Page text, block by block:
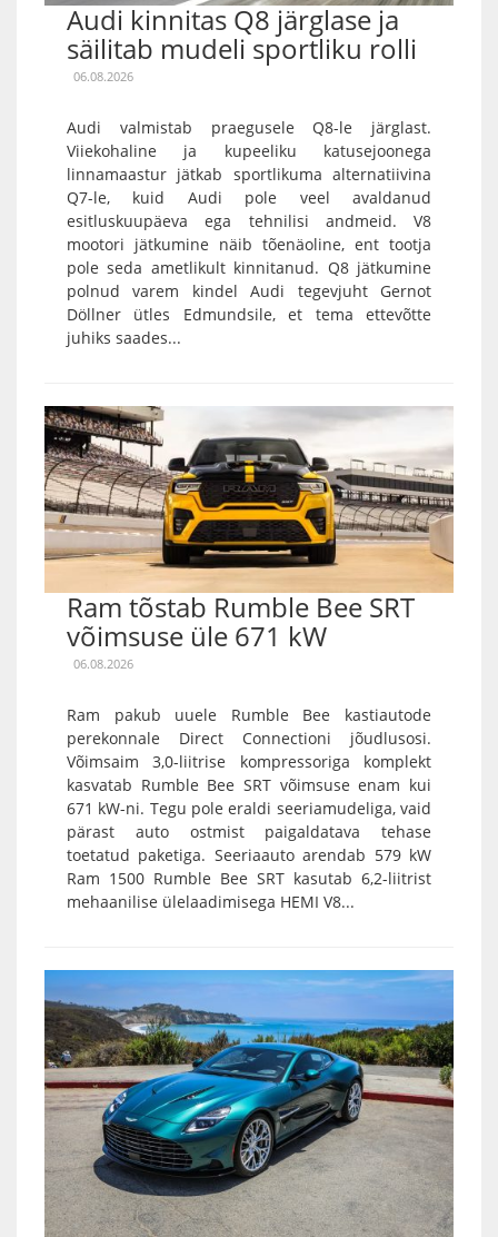
Audi kinnitas Q8 järglase ja
säilitab mudeli sportliku rolli
06.08.2026
Audi valmistab praegusele Q8-le järglast.
Viiekohaline ja kupeeliku katusejoonega
linnamaastur jätkab sportlikuma alternatiivina
Q7-le, kuid Audi pole veel avaldanud
esitluskuupäeva ega tehnilisi andmeid. V8
mootori jätkumine näib tõenäoline, ent tootja
pole seda ametlikult kinnitanud. Q8 jätkumine
polnud varem kindel Audi tegevjuht Gernot
Döllner ütles Edmundsile, et tema ettevõtte
juhiks saades...
Ram tõstab Rumble Bee SRT
võimsuse üle 671 kW
06.08.2026
Ram pakub uuele Rumble Bee kastiautode
perekonnale Direct Connectioni jõudlusosi.
Võimsaim 3,0-liitrise kompressoriga komplekt
kasvatab Rumble Bee SRT võimsuse enam kui
671 kW-ni. Tegu pole eraldi seeriamudeliga, vaid
pärast auto ostmist paigaldatava tehase
toetatud paketiga. Seeriaauto arendab 579 kW
Ram 1500 Rumble Bee SRT kasutab 6,2-liitrist
mehaanilise ülelaadimisega HEMI V8...